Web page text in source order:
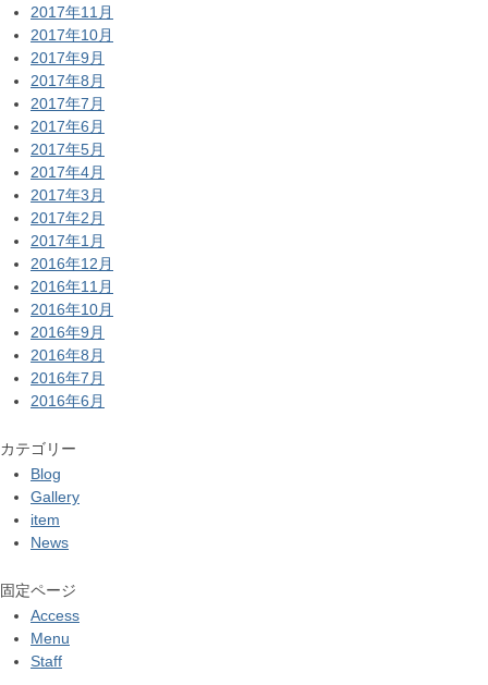
2017年11月
2017年10月
2017年9月
2017年8月
2017年7月
2017年6月
2017年5月
2017年4月
2017年3月
2017年2月
2017年1月
2016年12月
2016年11月
2016年10月
2016年9月
2016年8月
2016年7月
2016年6月
カテゴリー
Blog
Gallery
item
News
固定ページ
Access
Menu
Staff